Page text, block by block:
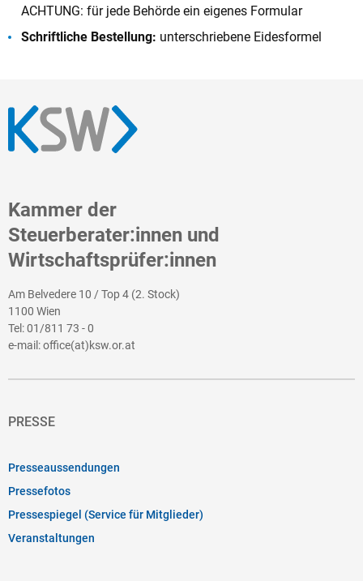
ACHTUNG: für jede Behörde ein eigenes Formular
Schriftliche Bestellung: unterschriebene Eidesformel
Kammer der
Steuerberater:innen und
Wirtschaftsprüfer:innen
Am Belvedere 10 / Top 4 (2. Stock)
1100 Wien
Tel:01/811 73 - 0
e-mail:office(at)ksw.or.at
PRESSE
Presseaussendungen
Pressefotos
Pressespiegel (Service für Mitglieder)
Veranstaltungen